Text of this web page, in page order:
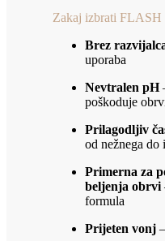
Zakaj izbrati
Brez
uporaba
Nevtralen pH
poškoduje
Prilagodljiv
od nežnega do
Primerna za
beljenja obrvi
formula
Prijeten vonj